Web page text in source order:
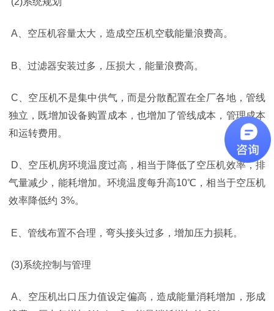
A 、空压机容量太大，造成空压机空载能量浪费高。
B 、过滤器安装过多，压损大，能量浪费高。
C 、空压机不是集中供气，而是分散配置在全厂各地，管线
独立，既增加设备购置成本，也增加了管线成本，管理成本
和运转费用。
D 、空压机房环境温度过高，相当于降低了空压机效率，排
气量减少，能耗增加。环境温度每升高10℃，相当于空压机
效率降低约 3%。
E 、管线布置不合理，弯头接头过多，增加压力损耗。
(3)系统控制与管理
A、空压机出口压力值设定偏高，造成能量消耗增加，形成